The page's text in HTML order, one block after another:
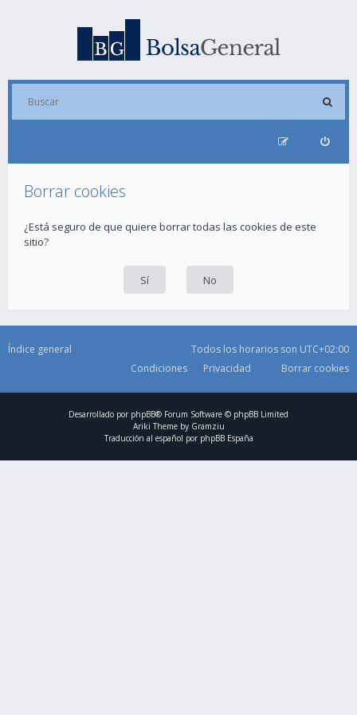
Borrar cookies
¿Está seguro de que quiere borrar todas las cookies de este
sitio?
Índice general Todos los horarios son UTC+02:00
Borrar cookies
Privacidad
Condiciones
Desarrollado por phpBB® Forum Software © phpBB Limited
Ariki Theme by Gramziu
Traducción al español por phpBB España